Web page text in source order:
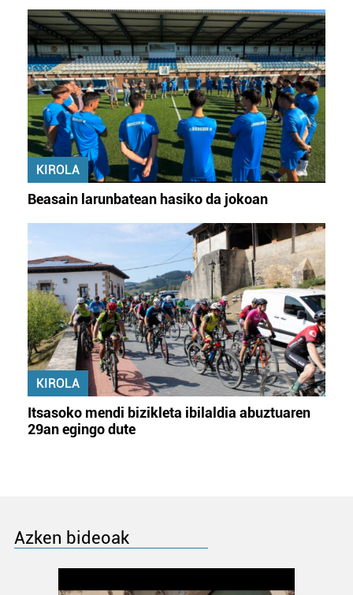
KIROLA
Beasain larunbatean hasiko da jokoan
KIROLA
Itsasoko mendi bizikleta ibilaldia abuztuaren
29an egingo dute
Azken bideoak